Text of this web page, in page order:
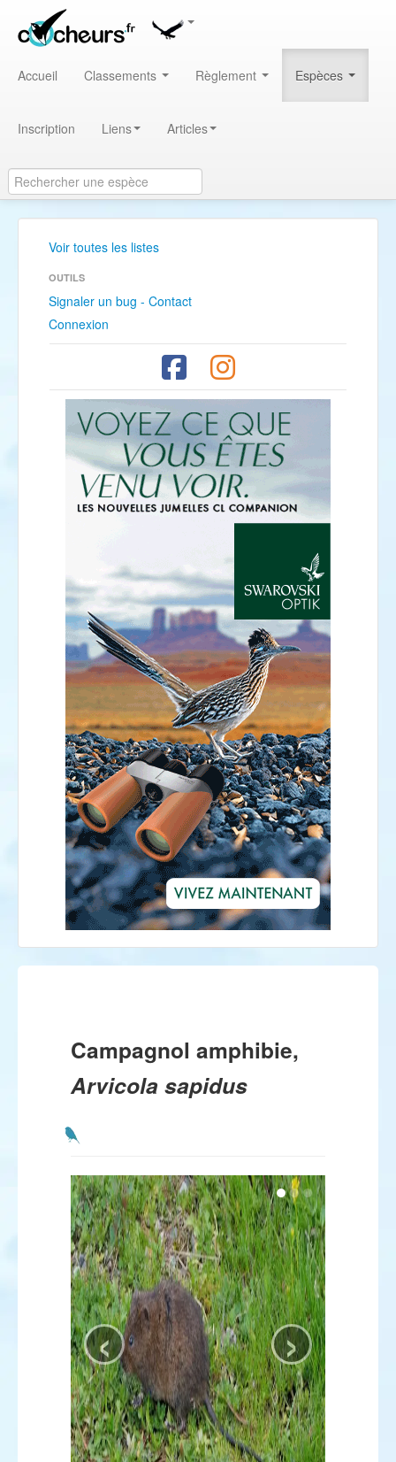
Accueil Classements Règlement Espèces
Inscription Liens Articles
Voir toutes les listes
OUTILS
Signaler un bug - Contact
Connexion
Campagnol amphibie,
Arvicola sapidus
‹ ›